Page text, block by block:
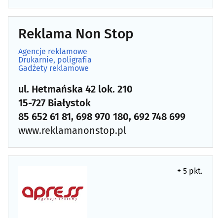
Reklama Non Stop
Agencje reklamowe
Drukarnie, poligrafia
Gadżety reklamowe
ul. Hetmańska 42 lok. 210
15-727 Białystok
85 652 61 81, 698 970 180, 692 748 699
www.reklamanonstop.pl
+ 5 pkt.